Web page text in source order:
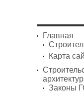
Главная
Карта
Законы